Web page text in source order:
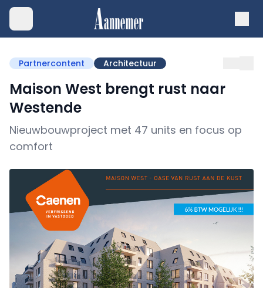
Partnercontent Architectuur
Maison West brengt rust naar
Westende
Nieuwbouwproject met 47 units en focus op
comfort